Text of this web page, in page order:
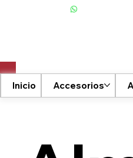
Inicio Accesorios